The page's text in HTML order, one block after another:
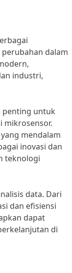
dalam
industri,
penting untuk
mikrosensor.
mendalam
inovasi dan
teknologi
data. Dari
dan efisiensi
dapat
di